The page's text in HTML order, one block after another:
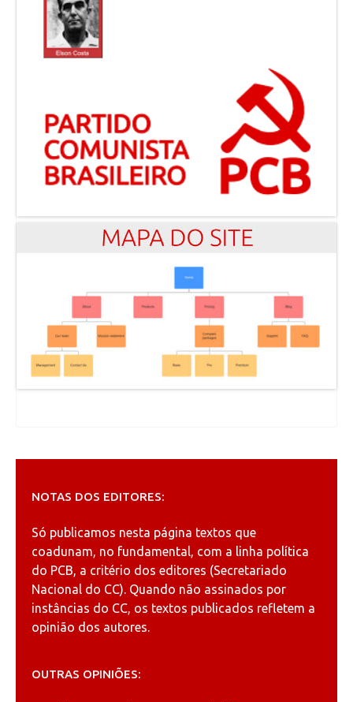
NOTAS DOS EDITORES:
Só publicamos nesta página textos que
coadunam, no fundamental, com a linha política
do PCB, a critério dos editores (Secretariado
Nacional do CC). Quando não assinados por
instâncias do CC, os textos publicados refletem a
opinião dos autores.
OUTRAS OPINIÕES: